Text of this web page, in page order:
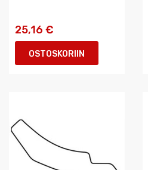
25,16 €
OSTOSKORIIN